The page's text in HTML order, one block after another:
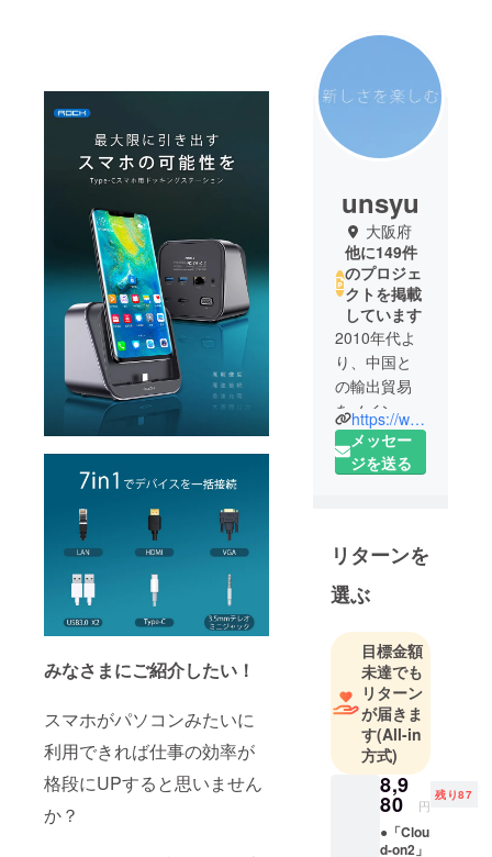
みなさまにご紹介したい！
スマホがパソコンみたいに
利用できれば仕事の効率が
格段にUPすると思いません
か？
unsyu
大阪府
他に149件
のプロジェ
クトを掲載
しています
2010年代よ
り、中国と
の輸出貿易
をメイン業
務として、
会社を設立
入し、業務
を拡大しま
した。
2018年、ク
ラウドファ
ンディング
事業にも参
入し、主に
海外から斬
新なる高品
質電子製品
を日本へ輸
入し、日本
https://www.facebook.com/Unsyu-225446938330839/
メッセー
ジを送る
リターンを
選ぶ
目標金額
未達でも
リターン
が届きま
す(All-in
方式)
8,9
80 円
残り87
●「Clou
d-on2」